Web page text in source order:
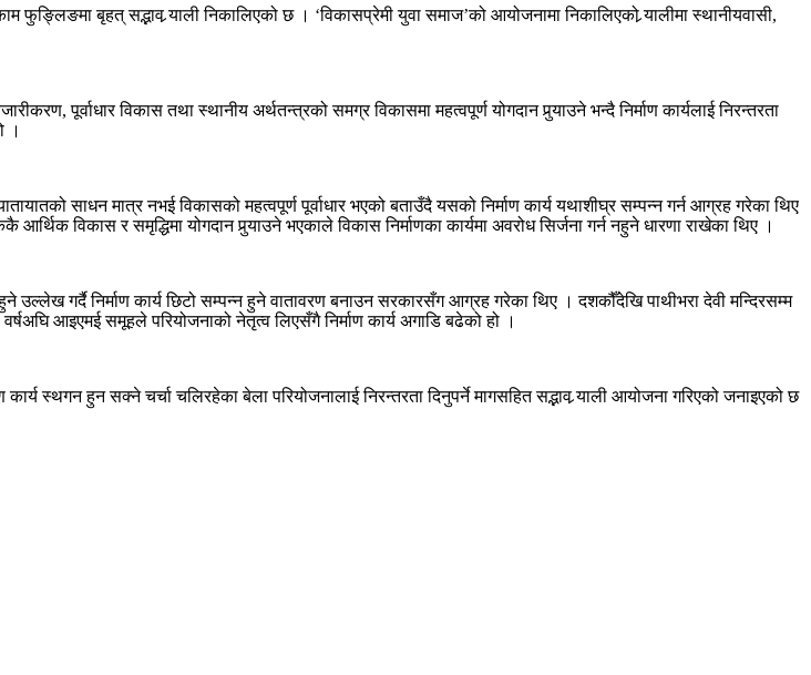
बृहत् सद्भाव र्‍याली निकालिएको छ । ‘विकासप्रेमी युवा समाज’को आयोजनामा निकालिएको र्‍यालीमा स्थानीयवासी,
पूर्वाधार विकास तथा स्थानीय अर्थतन्त्रको समग्र विकासमा महत्वपूर्ण योगदान पुर्‍याउने भन्दै निर्माण कार्यलाई निरन्तरता
।
साधन मात्र नभई विकासको महत्वपूर्ण पूर्वाधार भएको बताउँदै यसको निर्माण कार्य यथाशीघ्र सम्पन्न गर्न आग्रह गरेका थिए
विकास र समृद्धिमा योगदान पुर्‍याउने भएकाले विकास निर्माणका कार्यमा अवरोध सिर्जना गर्न नहुने धारणा राखेका थिए ।
गर्दै निर्माण कार्य छिटो सम्पन्न हुने वातावरण बनाउन सरकारसँग आग्रह गरेका थिए । दशकौँदेखि पाथीभरा देवी मन्दिरसम्म
आइएमई समूहले परियोजनाको नेतृत्व लिएसँगै निर्माण कार्य अगाडि बढेको हो ।
स्थगन हुन सक्ने चर्चा चलिरहेका बेला परियोजनालाई निरन्तरता दिनुपर्ने मागसहित सद्भाव र्‍याली आयोजना गरिएको जनाइएको छ